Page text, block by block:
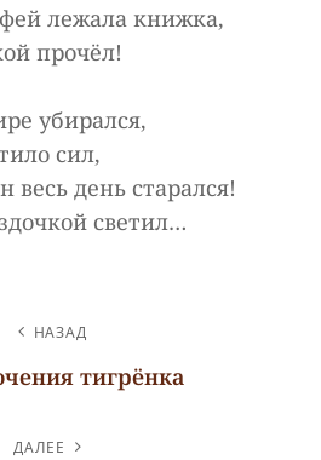
лежала книжка,
прочёл!
убирался,
сил,
день старался!
светил…
НАЗАД
тигрёнка
ДАЛЕЕ